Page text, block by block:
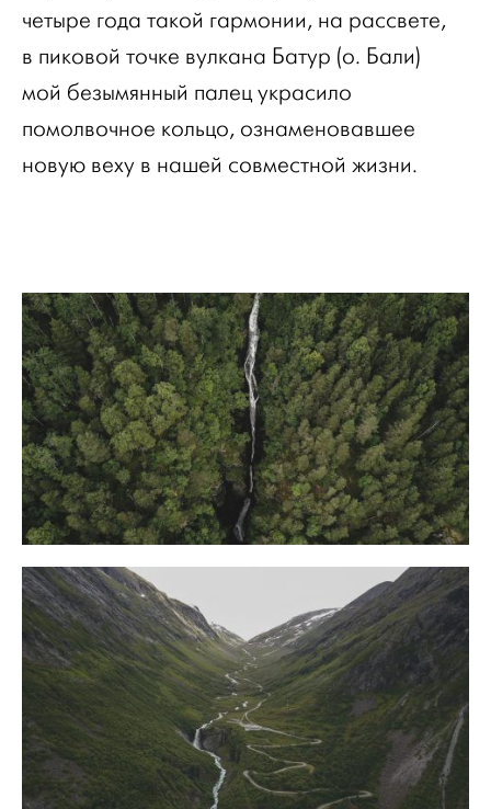
четыре года такой гармонии, на рассвете,
в пиковой точке вулкана Батур (о. Бали)
мой безымянный палец украсило
помолвочное кольцо, ознаменовавшее
новую веху в нашей совместной жизни.